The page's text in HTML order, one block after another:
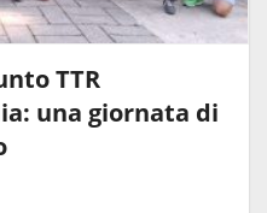
TTR
una giornata di